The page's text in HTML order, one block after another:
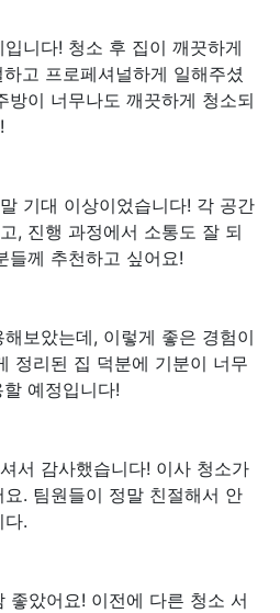
니다! 청소 후 집이 깨끗하게
고 프로페셔널하게 일해주셨
방이 너무나도 깨끗하게 청소되
기대 이상이었습니다! 각 공간
, 진행 과정에서 소통도 잘 되
들께 추천하고 싶어요!
보았는데, 이렇게 좋은 경험이
정리된 집 덕분에 기분이 너무
예정입니다!
서 감사했습니다! 이사 청소가
. 팀원들이 정말 친절해서 안
다.
좋았어요! 이전에 다른 청소 서